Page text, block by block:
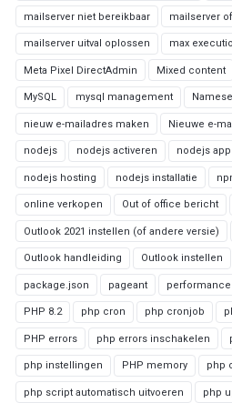
mailserver niet bereikbaar mailserver
mailserver uitval oplossen max
Meta Pixel DirectAdmin Mixed content
MySQL mysql management
nieuw e-mailadres maken Nieuwe e-
nodejs nodejs activeren nodejs
nodejs hosting nodejs installatie
online verkopen Out of office bericht
Outlook 2021 instellen (of andere versie)
Outlook handleiding Outlook instellen
package.json pageant performance
PHP 8.2 php cron php cronjob
PHP errors php errors inschakelen
php instellingen PHP memory php
php script automatisch uitvoeren php